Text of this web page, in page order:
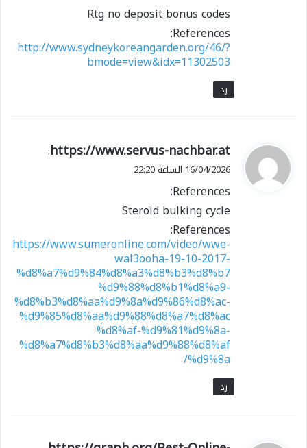
Rtg no deposit bonus codes
References:
http://www.sydneykoreangarden.org/46/?
bmode=view&idx=11302503
رد
ي
ق
ل
https://www.servus-nachbar.at
:
16/04/2026 الساعة 22:20
References:
Steroid bulking cycle
References:
https://www.sumeronline.com/video/wwe-
wal3ooha-19-10-2017-
%d8%a7%d9%84%d8%a3%d8%b3%d8%b7
%d9%88%d8%b1%d8%a9-
%d8%b3%d8%aa%d9%8a%d9%86%d8%ac-
%d9%85%d8%aa%d9%88%d8%a7%d8%ac
%d8%af-%d9%81%d9%8a-
%d8%a7%d8%b3%d8%aa%d9%88%d8%af
%d9%8a/
رد